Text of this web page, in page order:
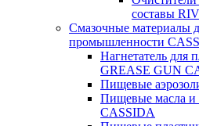
составы
Смазочные материалы
промышленности
Нагнетатель для
GREASE GUN
Пищевые
Пищевые масла и
CASSIDA